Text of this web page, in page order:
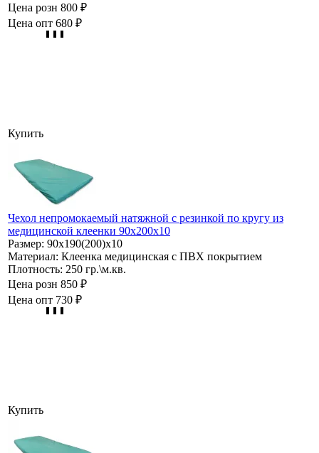
Цена розн 800 ₽
Цена опт 680 ₽
Купить
Чехол непромокаемый натяжной с резинкой по кругу из
медицинской клеенки 90х200х10
Размер: 90х190(200)х10
Материал: Клеенка медицинская с ПВХ покрытием
Плотность: 250 гр.\м.кв.
Цена розн 850 ₽
Цена опт 730 ₽
Купить